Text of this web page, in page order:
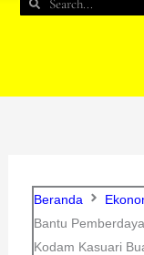
Beranda
Bantu
Kodam Kasuari